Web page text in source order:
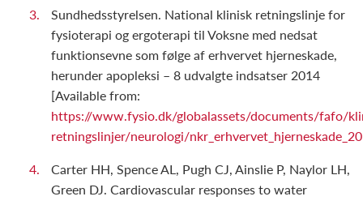
Sundhedsstyrelsen. National klinisk retningslinje for
fysioterapi og ergoterapi til Voksne med nedsat
funktionsevne som følge af erhvervet hjerneskade,
herunder apopleksi – 8 udvalgte indsatser 2014
[Available from:
https://www.fysio.dk/globalassets/documents/fafo/
retningslinjer/neurologi/
Carter HH, Spence AL, Pugh CJ, Ainslie P, Naylor LH,
Green DJ. Cardiovascular responses to water